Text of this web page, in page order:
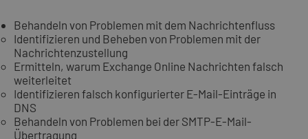
Behandeln von Problemen mit dem Nachrichtenfluss
Identifizieren und Beheben von Problemen mit der
Nachrichtenzustellung
Ermitteln, warum Exchange Online Nachrichten falsch
weiterleitet
Identifizieren falsch konfigurierter E-Mail-Einträge in
DNS
Behandeln von Problemen bei der SMTP-E-Mail-
Übertragung